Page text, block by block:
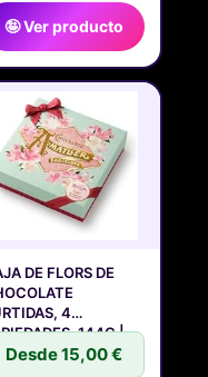
🤪 Ver producto
DE FLORS DE
4
144G |
Desde 15,00 €